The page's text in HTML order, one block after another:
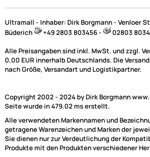
Ultramall - Inhaber: Dirk Borgmann - Venloer
Büderich
+49 2803 803456 - 02803
Alle Preisangaben sind inkl. MwSt. und zzgl.
0,00 EUR innerhalb Deutschlands. Die
nach Größe, Versandart und Logistikpartner.
Copyright 2002 - 2024 by Dirk Borgmann
Seite wurde in 479.02 ms erstellt.
Alle verwendeten Markennamen und
getragene Warenzeichen und Marken der
Sie dienen nur zur Verdeutlichung der
Produkte mit den Produkten verschiedener